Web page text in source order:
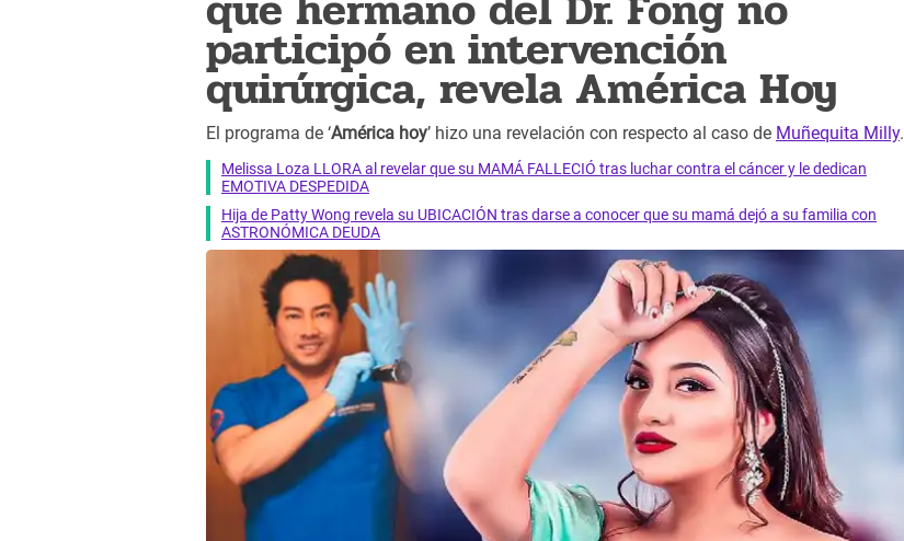
participó en intervención
quirúrgica, revela América Hoy
El programa de ‘América hoy’ hizo una revelación con respecto al caso de Muñequita Milly.
Melissa Loza LLORA al revelar que su MAMÁ FALLECIÓ tras luchar contra el cáncer y le dedican
EMOTIVA DESPEDIDA
Hija de Patty Wong revela su UBICACIÓN tras darse a conocer que su mamá dejó a su familia con
ASTRONÓMICA DEUDA